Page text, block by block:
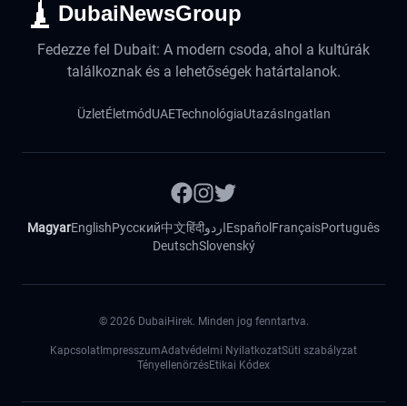
DubaiNewsGroup
Fedezze fel Dubait: A modern csoda, ahol a kultúrák
találkoznak és a lehetőségek határtalanok.
ÜzletÉletmódUAETechnológiaUtazásIngatlan
MagyarEnglishРусский中文हिंदीاردوEspañol FrançaisPortuguês
DeutschSlovenský
© 2026 DubaiHirek. Minden jog fenntartva.
Kapcsolat ImpresszumAdatvédelmi NyilatkozatSüti szabályzat
TényellenörzésEtikai Kódex